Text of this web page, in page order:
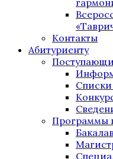
Контакты
Абитуриенту
Программы